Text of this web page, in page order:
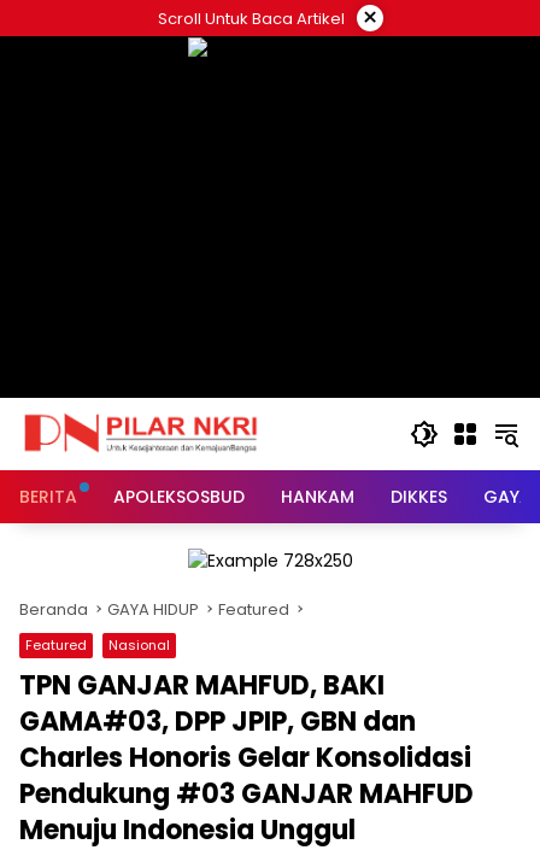
ke
Scroll Untuk Baca Artikel ×
BERITA APOLEKSOSBUD HANKAM DIKKES GAYA
Beranda GAYA HIDUP Featured
Featured Nasional
TPN GANJAR MAHFUD, BAKI
GAMA#03, DPP JPIP, GBN dan
Charles Honoris Gelar Konsolidasi
Pendukung #03 GANJAR MAHFUD
Menuju Indonesia Unggul